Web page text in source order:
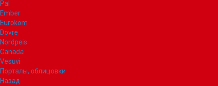
Pal
Ember
Eurokom
Dovre
Nordpeis
Canada
Vesuvi
Порталы, облицовки
Назад